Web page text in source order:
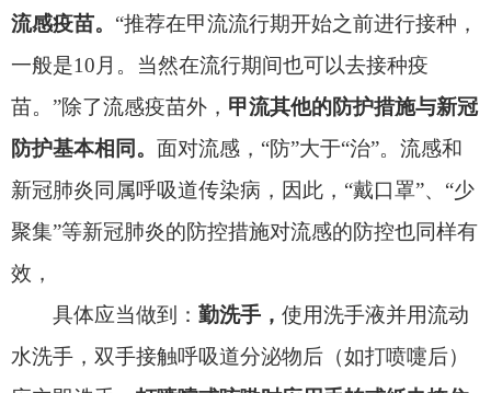
王宝增表示，和感染新冠类似，感染甲流后休
险。
责任编辑：周俊杰